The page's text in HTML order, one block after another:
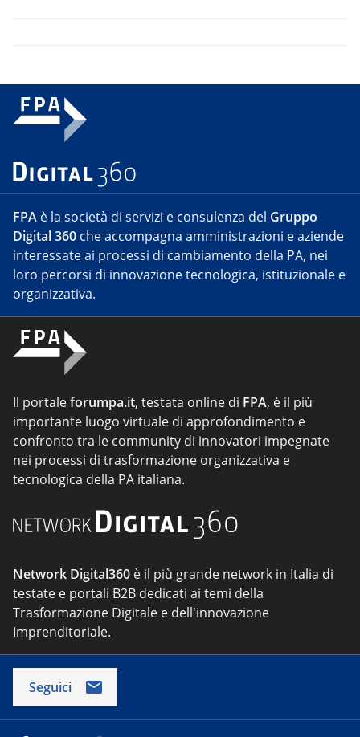
FPA è la società di servizi e consulenza del Gruppo
Digital 360 che accompagna amministrazioni e aziende
interessate ai processi di cambiamento della PA, nei
loro percorsi di innovazione tecnologica, istituzionale e
organizzativa.
Il portaleforumpa.it, testata online di FPA, è il più
importante luogo virtuale di approfondimento e
confronto tra le community di innovatori impegnate
nei processi di trasformazione organizzativa e
tecnologica della PA italiana.
Network Digital360 è il più grande network in Italia di
testate e portali B2B dedicati ai temi della
Trasformazione Digitale e dell'innovazione
Imprenditoriale.
Seguici